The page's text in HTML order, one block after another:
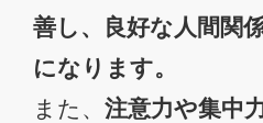
善し、良好な人間関
になります。
また、 注意力や集中